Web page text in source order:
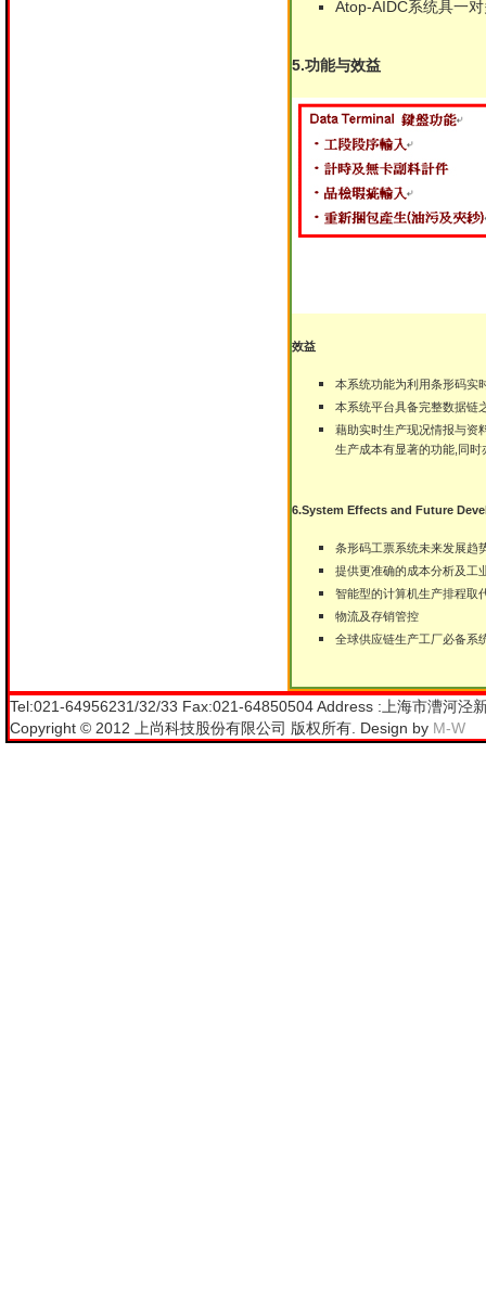
Atop-AIDC系统具一
5.功能与效益
效益
本系统功能为利用条形码实
本系统平台具备完整数据链
藉助实时生产现况情报与资
生产成本有显著的功能,同
6.System Effects and Future
条形码工票系统未来发展趋
提供更准确的成本分析及工
智能型的计算机生产排程取
物流及存销管控
全球供应链生产工厂必备系
Tel:021-64956231/32/33 Fax:021-64850504Address :上海市漕河泾
Copyright © 2012 上尚科技股份有限公司 版权所有. Design by M-W